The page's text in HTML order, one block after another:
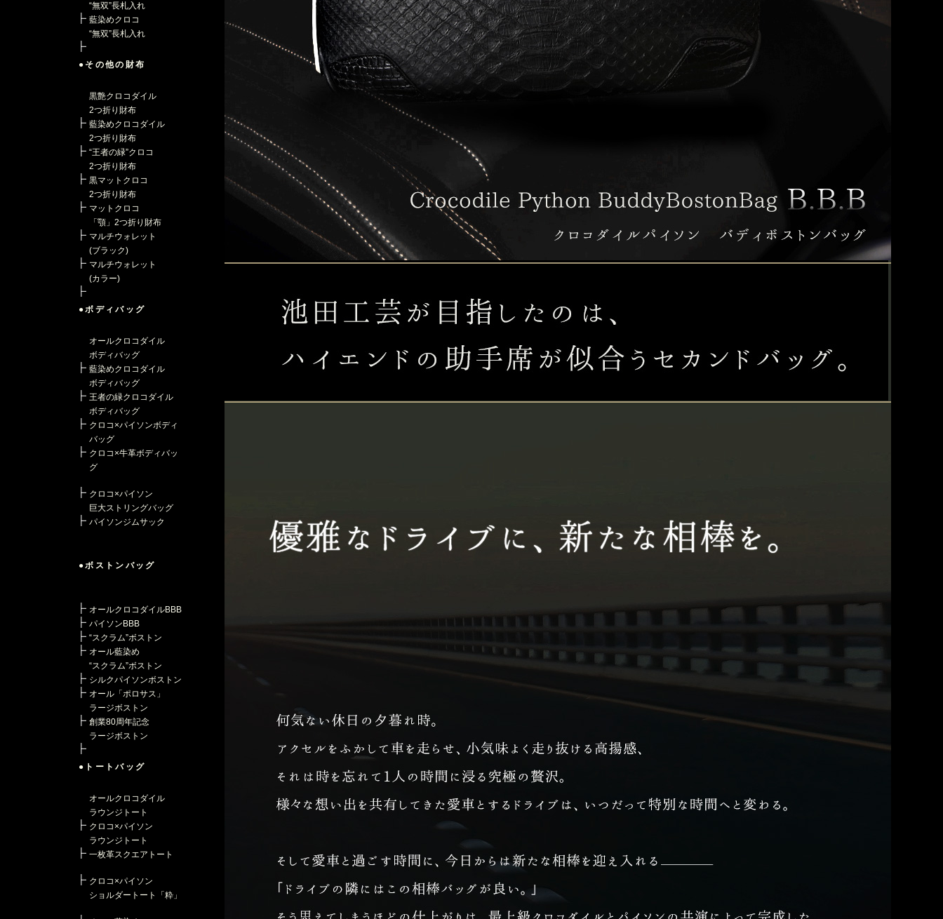
“無双”長札入れ
藍染めクロコ
“無双”長札入れ
●その他の財布
黒艶クロコダイル
2つ折り財布
藍染めクロコダイル
2つ折り財布
“王者の緑”クロコ
2つ折り財布
黒マットクロコ
2つ折り財布
マットクロコ
「顎」2つ折り財布
マルチウォレット
(ブラック)
マルチウォレット
(カラー)
●ボディバッグ
オールクロコダイル
ボディバッグ
藍染めクロコダイル
ボディバッグ
王者の緑クロコダイル
ボディバッグ
クロコ×パイソンボディ
バッグ
クロコ×牛革ボディバッ
グ
クロコ×パイソン
巨大ストリングバッグ
パイソンジムサック
●ボストンバッグ
オールクロコダイルBBB
パイソンBBB
“スクラム”ボストン
オール藍染め
“スクラム”ボストン
シルクパイソンボストン
オール「ポロサス」
ラージボストン
創業80周年記念
ラージボストン
●トートバッグ
オールクロコダイル
ラウンジトート
クロコ×パイソン
ラウンジトート
一枚革スクエアトート
クロコ×パイソン
ショルダートート「粋」